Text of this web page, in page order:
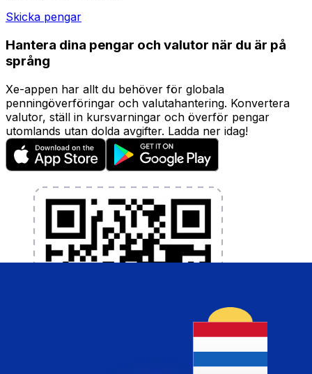
Skicka pengar
Hantera dina pengar och valutor när du är på
språng
Xe-appen har allt du behöver för globala
penningöverföringar och valutahantering. Konvertera
valutor, ställ in kursvarningar och överför pengar
utomlands utan dolda avgifter. Ladda ner idag!